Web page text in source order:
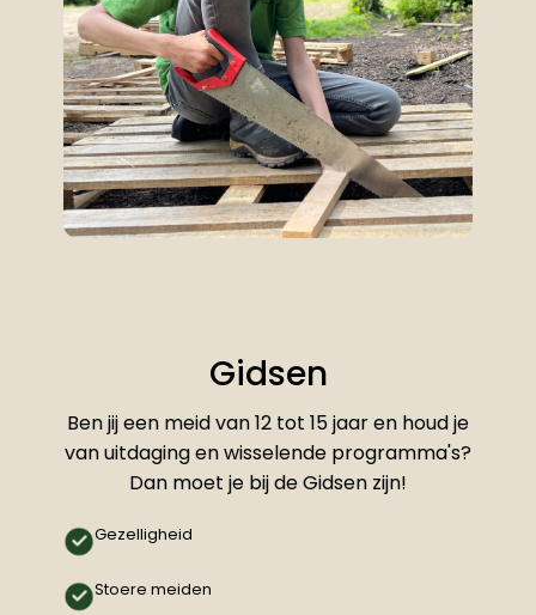
Gidsen
Ben jij een meid van 12 tot 15 jaar en houd je
van uitdaging en wisselende programma's?
Dan moet je bij de Gidsen zijn!
Gezelligheid
Stoere meiden